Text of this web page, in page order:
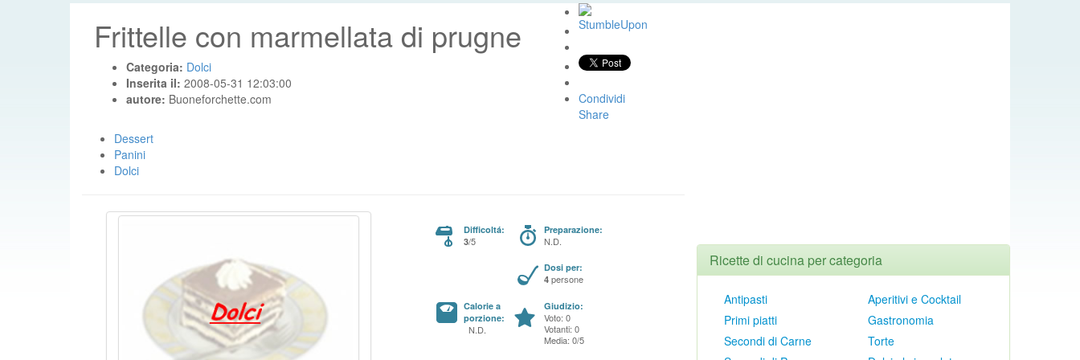
Frittelle con marmellata di prugne
Categoria: Dolci
Inserita il: 2008-05-31 12:03:00
autore: Buoneforchette.com
Condividi
Share
Dessert
Panini
Dolci
Difficoltá:
3/5
Preparazione:
N.D.
Dosi per:
4 persone
Calorie a
porzione:
N.D.
Giudizio:
Voto: 0
Votanti: 0
Media: 0/5
Ricette di cucina per categoria
Antipasti
Primi piatti
Secondi di Carne
Aperitivi e Cocktail
Gastronomia
Torte